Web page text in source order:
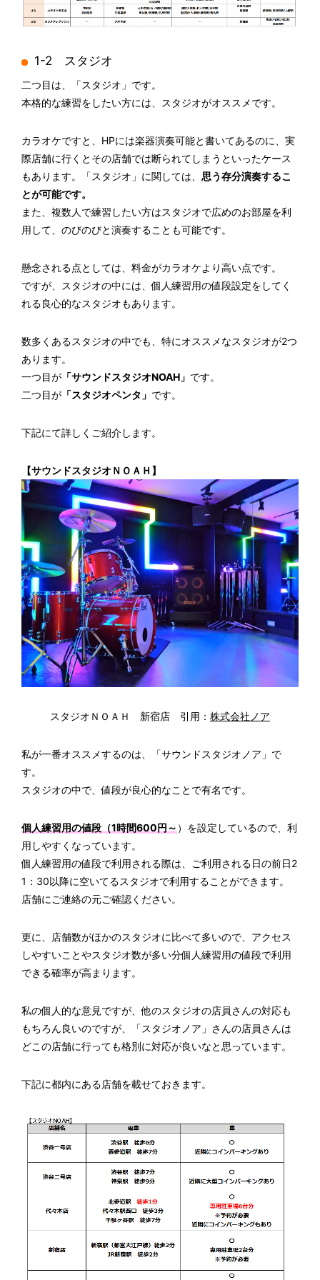
1-2 スタジオ
二つ目は、「スタジオ」です。
本格的な練習をしたい方には、スタジオがオススメです。
カラオケですと、HPには楽器演奏可能と書いてあるのに、実
際店舗に行くとその店舗では断られてしまうといったケース
もあります。「スタジオ」に関しては、 思う存分演奏するこ
とが可能です。
また、複数人で練習したい方はスタジオで広めのお部屋を利
用して、のびのびと演奏することも可能です。
懸念される点としては、料金がカラオケより高い点です。
ですが、スタジオの中には、個人練習用の値段設定をしてく
れる良心的なスタジオもあります。
数多くあるスタジオの中でも、特にオススメなスタジオが2つ
あります。
一つ目が 「サウンドスタジオNOAH」 です。
二つ目が 「スタジオペンタ」 です。
下記にて詳しくご紹介します。
【サウンドスタジオＮＯＡＨ】
スタジオＮＯＡＨ 新宿店 引用： 株式会社ノア
私が一番オススメするのは、「サウンドスタジオノア」で
す。
スタジオの中で、値段が良心的なことで有名です。
個人練習用の値段（1時間600円～ ）を設定しているので、利
用しやすくなっています。
個人練習用の値段で利用される際は、ご利用される日の前日2
1：30以降に空いてるスタジオで利用することができます。
店舗にご連絡の元ご確認ください。
更に、店舗数がほかのスタジオに比べて多いので、アクセス
しやすいことやスタジオ数が多い分個人練習用の値段で利用
できる確率が高まります。
私の個人的な意見ですが、他のスタジオの店員さんの対応も
もちろん良いのですが、「スタジオノア」さんの店員さんは
どこの店舗に行っても格別に対応が良いなと思っています。
下記に都内にある店舗を載せておきます。